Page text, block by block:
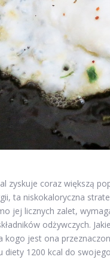
zyskuje coraz większą
ta niskokaloryczna
jej licznych zalet,
odżywczych.
kogo jest ona
diety 1200 kcal do